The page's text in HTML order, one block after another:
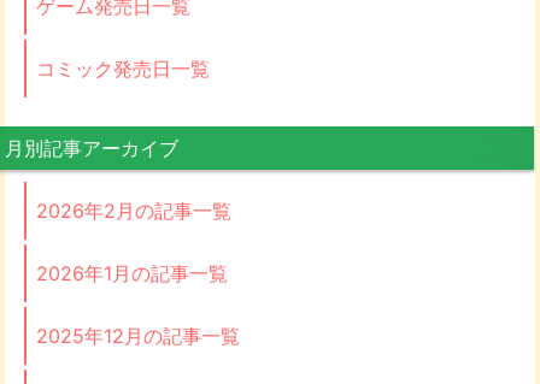
ゲーム発売日一覧
コミック発売日一覧
月別記事アーカイブ
2026年2月の記事一覧
2026年1月の記事一覧
2025年12月の記事一覧